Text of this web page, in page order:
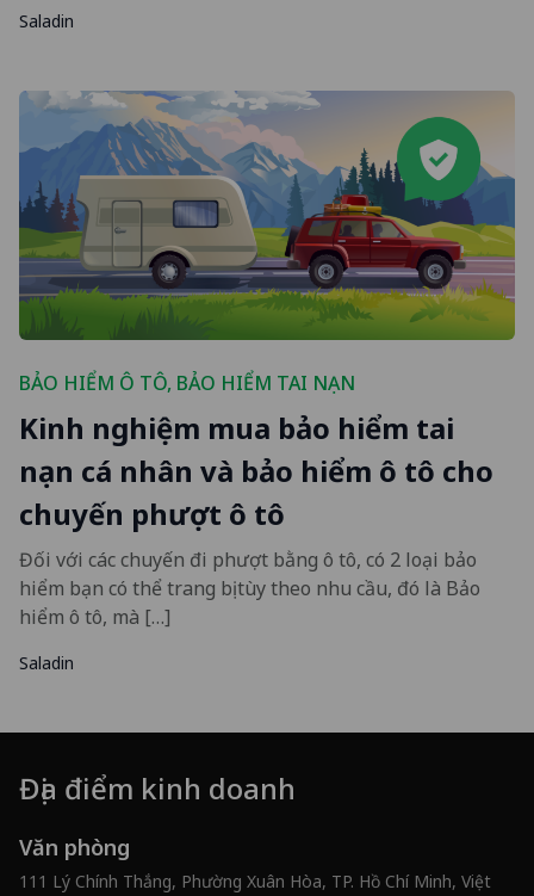
Saladin
BẢO HIỂM Ô TÔ, BẢO HIỂM TAI NẠN
Kinh nghiệm mua bảo hiểm tai
nạn cá nhân và bảo hiểm ô tô cho
chuyến phượt ô tô
Đối với các chuyến đi phượt bằng ô tô, có 2 loại bảo
hiểm bạn có thể trang bị tùy theo nhu cầu, đó là Bảo
hiểm ô tô, mà […]
Saladin
Địa điểm kinh doanh
Văn phòng
111 Lý Chính Thắng, Phường Xuân Hòa, TP. Hồ Chí Minh, Việt